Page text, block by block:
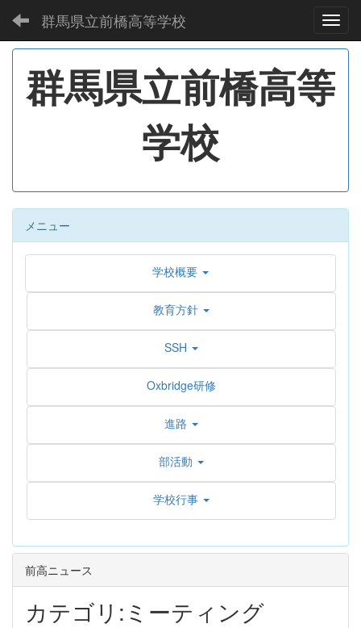
群馬県立前橋高等学校
群馬県立前橋高等
学校
メニュー
学校概要
教育方針
SSH
Oxbridge研修
進路
部活動
学校行事
前高ニュース
カテゴリ:ミーティング